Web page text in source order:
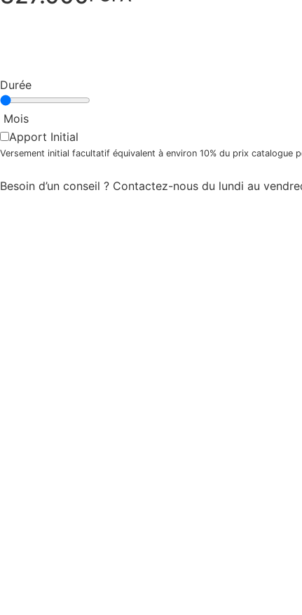
Durée
Mois
Apport Initial
Versement initial facultatif équivalent à environ 10% du prix catalogue
Besoin d’un conseil ? Contactez-nous du lundi au